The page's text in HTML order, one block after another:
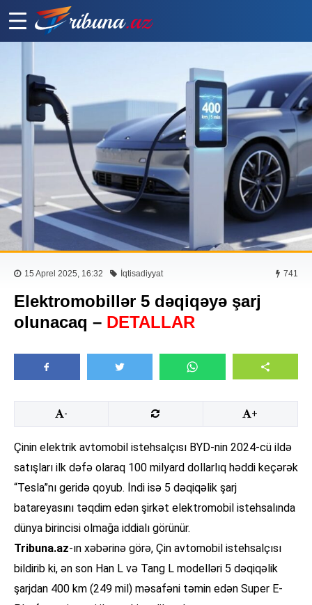
15 Aprel 2025, 16:32 İqtisadiyyat 741
Elektromobillər 5 dəqiqəyə şarj
olunacaq – DETALLAR
- +
Çinin elektrik avtomobil istehsalçısı BYD-nin 2024-cü ildə
satışları ilk dəfə olaraq 100 milyard dollarlıq həddi keçərək
“Tesla”nı geridə qoyub. İndi isə 5 dəqiqəlik şarj
batareyasını təqdim edən şirkət elektromobil istehsalında
dünya birincisi olmağa iddialı görünür.
Tribuna.az-ın xəbərinə görə, Çin avtomobil istehsalçısı
bildirib ki, ən son Han L və Tang L modelləri 5 dəqiqəlik
şarjdan 400 km (249 mil) məsafəni təmin edən Super E-